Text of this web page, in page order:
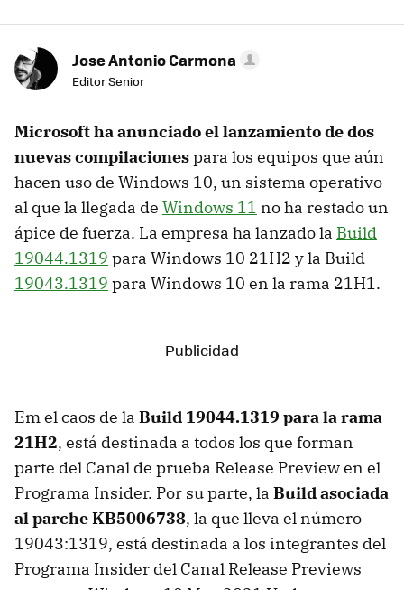
Jose Antonio Carmona
Editor Senior
Microsoft ha anunciado el lanzamiento de dos
nuevas compilacionespara los equipos que aún
hacen uso de Windows 10, un sistema operativo
al que la llegada de Windows 11 no ha restado un
ápice de fuerza. La empresa ha lanzado la Build
19044.1319 para Windows 10 21H2 y la Build
19043.1319 para Windows 10 en la rama 21H1.
Em el caos de la Build 19044.1319 para la rama
21H2, está destinada a todos los que forman
parte del Canal de prueba Release Preview en el
Programa Insider. Por su parte, la Build asociada
al parche KB5006738, la que lleva el número
19043:1319, está destinada a los integrantes del
Programa Insider del Canal Release Previews